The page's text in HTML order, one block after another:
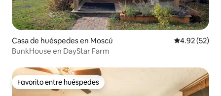
Casa de huéspedes en Moscú Calificación
4.92 (52)
BunkHouse en DayStar Farm
Favorito entre huéspedes
Favorito entre huéspedes